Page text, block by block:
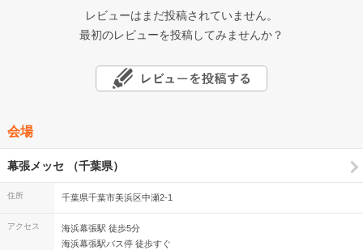
レビューはまだ投稿されていません。
最初のレビューを投稿してみませんか？
会場
幕張メッセ （千葉県）
住所 千葉県千葉市美浜区中瀬2-1
アクセス
海浜幕張駅 徒歩5分
海浜幕張駅バス停 徒歩すぐ